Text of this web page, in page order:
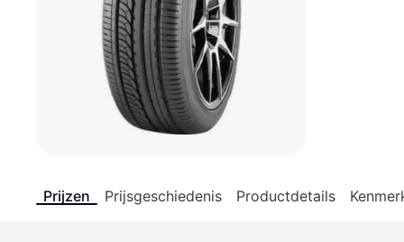
Prijzen Prijsgeschiedenis Productdetails